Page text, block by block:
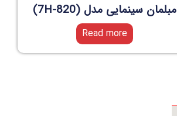
مبلمان سینمایی مدل (7H-820)
Read more